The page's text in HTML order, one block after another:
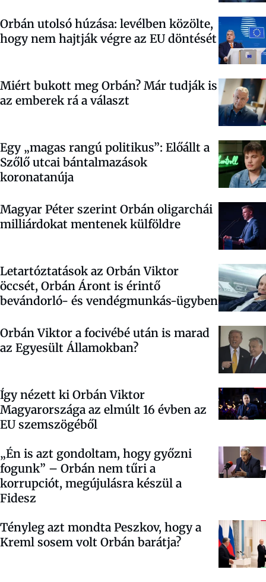
Orbán utolsó húzása: levélben közölte,
hogy nem hajtják végre az EU döntését
Miért bukott meg Orbán? Már tudják is
az emberek rá a választ
Egy „magas rangú politikus”: Előállt a
Szőlő utcai bántalmazások
koronatanúja
Magyar Péter szerint Orbán oligarchái
milliárdokat mentenek külföldre
Letartóztatások az Orbán Viktor
öccsét, Orbán Áront is érintő
bevándorló- és vendégmunkás-ügyben
Orbán Viktor a focivébé után is marad
az Egyesült Államokban?
Így nézett ki Orbán Viktor
Magyarországa az elmúlt 16 évben az
EU szemszögéből
„Én is azt gondoltam, hogy győzni
fogunk” – Orbán nem tűri a
korrupciót, megújulásra készül a
Fidesz
Tényleg azt mondta Peszkov, hogy a
Kreml sosem volt Orbán barátja?